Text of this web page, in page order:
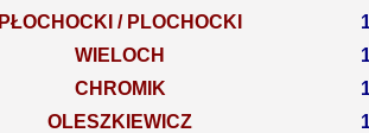
PŁOCHOCKI / PLOCHOCKI
WIELOCH
CHROMIK
OLESZKIEWICZ